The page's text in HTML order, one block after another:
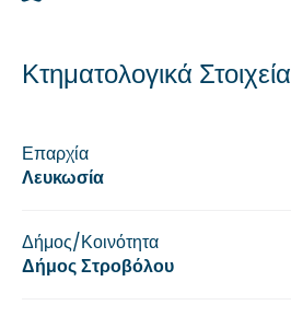
Κτηματολογικά Στοιχεία
Επαρχία
Λευκωσία
Δήμος/Κοινότητα
Δήμος Στροβόλου